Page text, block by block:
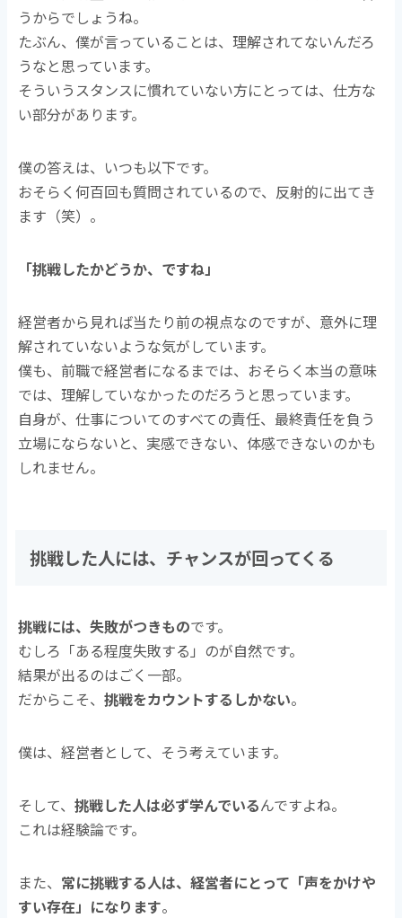
うからでしょうね。
たぶん、僕が言っていることは、理解されてないんだろ
うなと思っています。
そういうスタンスに慣れていない方にとっては、仕方な
い部分があります。
僕の答えは、いつも以下です。
おそらく何百回も質問されているので、反射的に出てき
ます（笑）。
「挑戦したかどうか、ですね」
経営者から見れば当たり前の視点なのですが、意外に理
解されていないような気がしています。
僕も、前職で経営者になるまでは、おそらく本当の意味
では、理解していなかったのだろうと思っています。
自身が、仕事についてのすべての責任、最終責任を負う
立場にならないと、実感できない、体感できないのかも
しれません。
挑戦した人には、チャンスが回ってくる
挑戦には、失敗がつきものです。
むしろ「ある程度失敗する」のが自然です。
結果が出るのはごく一部。
だからこそ、挑戦をカウントするしかない。
僕は、経営者として、そう考えています。
そして、挑戦した人は必ず学んでいるんですよね。
これは経験論です。
また、 常に挑戦する人は、経営者にとって「声をかけや
すい存在」になります。